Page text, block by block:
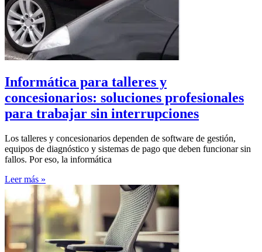
Informática para talleres y
concesionarios: soluciones profesionales
para trabajar sin interrupciones
Los talleres y concesionarios dependen de software de gestión,
equipos de diagnóstico y sistemas de pago que deben funcionar sin
fallos. Por eso, la informática
Leer más »